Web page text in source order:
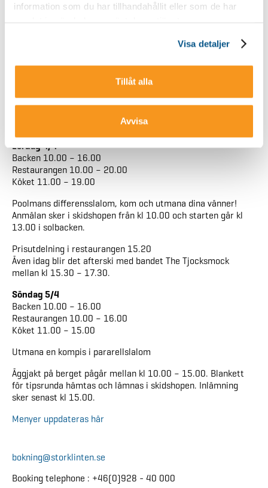
information som du har tillhandahållit eller som de har
Visa detaljer
Tillåt alla
Avvisa
Köket 11.00 – 19.00
vännerna i vår skicross tävling. Anmälan sker i skidshopen
ligger mellan WC-backen och Restaurangbacken.
bandet The Tjocksmock fram till kl 17.30.
Lördag 4/4
Backen 10.00 – 16.00
Restaurangen 10.00 – 20.00
Köket 11.00 – 19.00
Poolmans differensslalom, kom och utmana dina vänner!
Anmälan sker i skidshopen från kl 10.00 och starten går kl
13.00 i solbacken.
Prisutdelning i restaurangen 15.20
Även idag blir det afterski med bandet The Tjocksmock
mellan kl 15.30 – 17.30.
Söndag 5/4
Backen 10.00 – 16.00
Restaurangen 10.00 – 16.00
Köket 11.00 – 15.00
Utmana en kompis i pararellslalom
Äggjakt på berget pågår mellan kl 10.00 – 15.00. Blankett
för tipsrunda hämtas och lämnas i skidshopen. Inlämning
sker senast kl 15.00.
Menyer uppdateras här
bokning@storklinten.se
Booking telephone : +46(0)928 - 40 000